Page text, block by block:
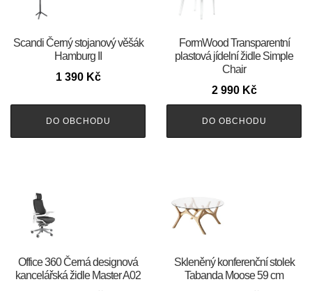
Scandi Černý stojanový věšák
Hamburg II
1 390 Kč
DO OBCHODU
FormWood Transparentní
plastová jídelní židle Simple
Chair
2 990 Kč
DO OBCHODU
Office 360 Černá designová
kancelářská židle Master A02
Skleněný konferenční stolek
Tabanda Moose 59 cm